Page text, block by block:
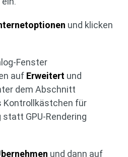
und klicken
Fenster
auf Erweitert und
dem Abschnitt
Kontrollkästchen für
GPU-Rendering
und dann auf